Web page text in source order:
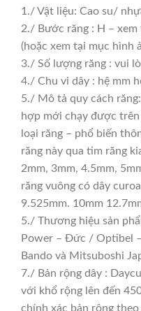
1./ Vật liệu: Cao su/
2./ Bước răng : H –
(hoặc xem tại mục hình
3./ Số lượng răng : vui
4./ Chu vi dây : hệ mm
5./ Mô tả quy cách
hợp mới chạy được
loại răng – phổ biến
răng này qua tim răng
2mm, 3mm, 4.5mm,
răng vuông có dây
9.525mm. 10mm
5./ Thương hiệu sản
Power – Đức / Optibel
Bando và Mitsuboshi
7./ Bản rộng dây :
với khổ rộng lên đến
chính xác bản rộng